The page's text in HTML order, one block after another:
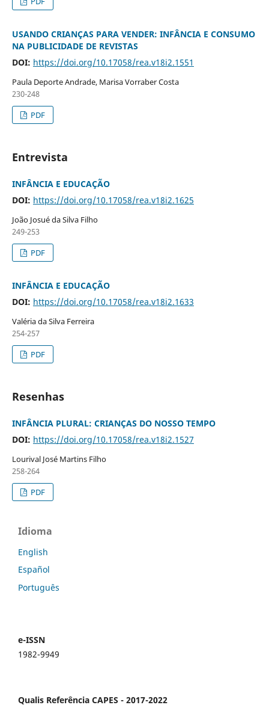
USANDO CRIANÇAS PARA VENDER: INFÂNCIA E CONSUMO
NA PUBLICIDADE DE REVISTAS
DOI: https://doi.org/10.17058/rea.v18i2.1551
Paula Deporte Andrade, Marisa Vorraber Costa
230-248
PDF
Entrevista
INFÂNCIA E EDUCAÇÃO
DOI: https://doi.org/10.17058/rea.v18i2.1625
João Josué da Silva Filho
249-253
PDF
INFÂNCIA E EDUCAÇÃO
DOI: https://doi.org/10.17058/rea.v18i2.1633
Valéria da Silva Ferreira
254-257
PDF
Resenhas
INFÂNCIA PLURAL: CRIANÇAS DO NOSSO TEMPO
DOI: https://doi.org/10.17058/rea.v18i2.1527
Lourival José Martins Filho
258-264
PDF
Idioma
English
Español
Português
e-ISSN
1982-9949
Qualis Referência CAPES - 2017-2022